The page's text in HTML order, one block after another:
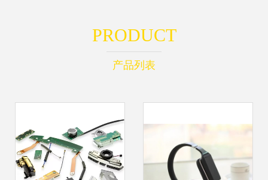
PRODUCT
产品列表